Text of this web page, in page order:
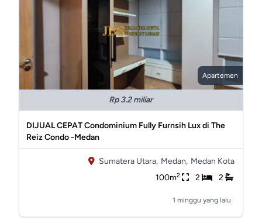
Apartemen
Rp 3.2 miliar
DIJUAL CEPAT Condominium Fully Furnsih Lux di The
Reiz Condo -Medan
Sumatera Utara, Medan, Medan Kota
100m2 2 2
1 minggu yang lalu